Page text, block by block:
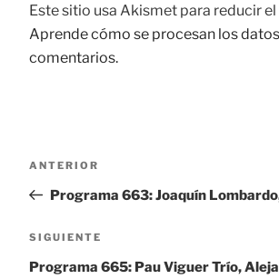
Este sitio usa Akismet para reducir el
Aprende cómo se procesan los
comentarios.
entradas
Entrada
anterior:
ANTERIOR
Programa 663: Joaquín
Siguiente
entrada
SIGUIENTE
Programa 665: Pau Viguer Trío,